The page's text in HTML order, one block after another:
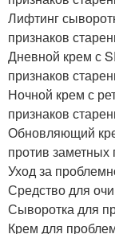
Лифтинг
признаков
Дневной крем с
признаков
Ночной крем с
признаков
Обновляющий
против заметных
Уход за
Средство для
Сыворотка для
Крем для